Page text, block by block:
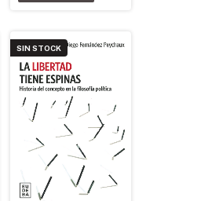
SIN STOCK